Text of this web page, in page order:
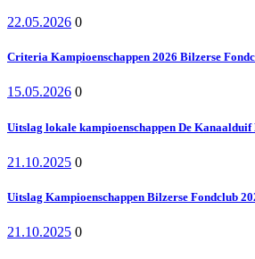
22.05.2026 0
Criteria Kampioenschappen 2026 Bilzerse
15.05.2026 0
Uitslag lokale kampioenschappen De Kanaalduif
21.10.2025 0
Uitslag Kampioenschappen Bilzerse Fondclub
21.10.2025 0